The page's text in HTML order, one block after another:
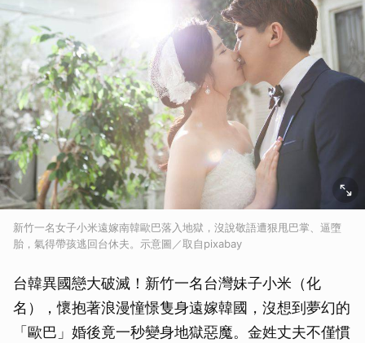
新竹一名女子小米遠嫁南韓歐巴落入地獄，沒說敬語遭狠甩巴掌、逼墮
胎，氣得帶孩逃回台休夫。示意圖／取自pixabay
台韓異國戀大破滅！新竹一名台灣妹子小米（化
名），懷抱著浪漫憧憬隻身遠嫁韓國，沒想到夢幻的
「歐巴」婚後竟一秒變身地獄惡魔。金姓丈夫不僅慣